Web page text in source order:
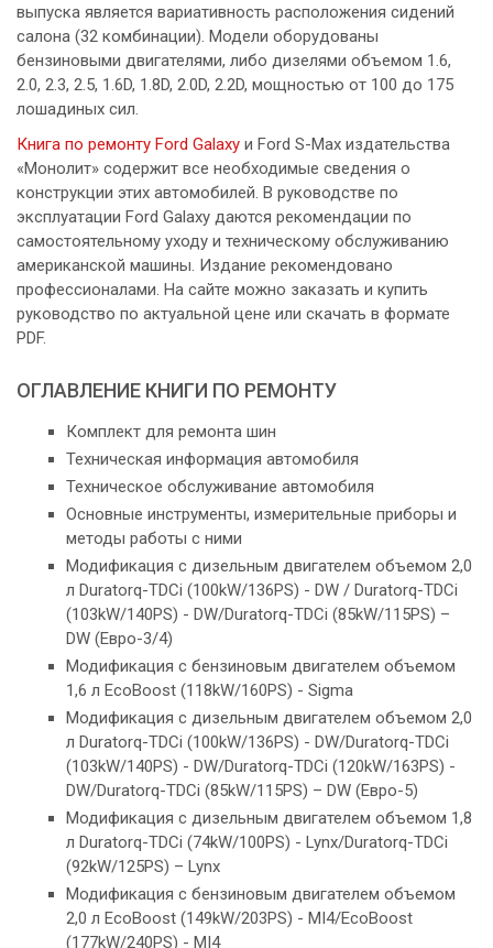
выпуска является вариативность расположения сидений
салона (32 комбинации). Модели оборудованы
бензиновыми двигателями, либо дизелями объемом 1.6,
2.0, 2.3, 2.5, 1.6D, 1.8D, 2.0D, 2.2D, мощностью от 100 до 175
лошадиных сил.
Книга по ремонту Ford Galaxy и Ford S-Max издательства
«Монолит» содержит все необходимые сведения о
конструкции этих автомобилей. В руководстве по
эксплуатации Ford Galaxy даются рекомендации по
самостоятельному уходу и техническому обслуживанию
американской машины. Издание рекомендовано
профессионалами. На сайте можно заказать и купить
руководство по актуальной цене или скачать в формате
PDF.
ОГЛАВЛЕНИЕ КНИГИ ПО РЕМОНТУ
Комплект для ремонта шин
Техническая информация автомобиля
Техническое обслуживание автомобиля
Основные инструменты, измерительные приборы и
методы работы с ними
Модификация с дизельным двигателем объемом 2,0
л Duratorq-TDCi (100kW/136PS) - DW / Duratorq-TDCi
(103kW/140PS) - DW/Duratorq-TDCi (85kW/115PS) –
DW (Евро-3/4)
Модификация с бензиновым двигателем объемом
1,6 л EcoBoost (118kW/160PS) - Sigma
Модификация с дизельным двигателем объемом 2,0
л Duratorq-TDCi (100kW/136PS) - DW/Duratorq-TDCi
(103kW/140PS) - DW/Duratorq-TDCi (120kW/163PS) -
DW/Duratorq-TDCi (85kW/115PS) – DW (Евро-5)
Модификация с дизельным двигателем объемом 1,8
л Duratorq-TDCi (74kW/100PS) - Lynx/Duratorq-TDCi
(92kW/125PS) – Lynx
Модификация с бензиновым двигателем объемом
2,0 л EcoBoost (149kW/203PS) - MI4/EcoBoost
(177kW/240PS) - MI4